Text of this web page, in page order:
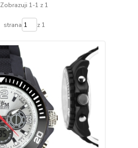
Zobrazuji 1-1 z 1
strana z 1